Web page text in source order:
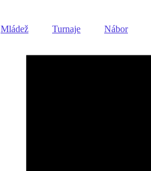
Mládež Turnaje Nábor